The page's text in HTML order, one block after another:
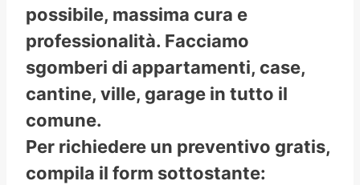
possibile, massima cura e
professionalità. Facciamo
sgomberi di appartamenti, case,
cantine, ville, garage in tutto il
comune.
Per richiedere un preventivo gratis,
compila il form sottostante: